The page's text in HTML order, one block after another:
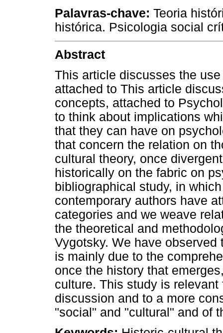
Palavras-chave: Teoria
histórica. Psicologia social
Abstract
This article discusses the
attached to This article
concepts, attached to
to think about implications
that they can have on
that concern the relation on
cultural theory, once
historically on the fabric on
bibliographical study, in
contemporary authors have
categories and we weave
the theoretical and
Vygotsky. We have
is mainly due to the
once the history that
culture. This study is
discussion and to a more
"social" and "cultural" and of